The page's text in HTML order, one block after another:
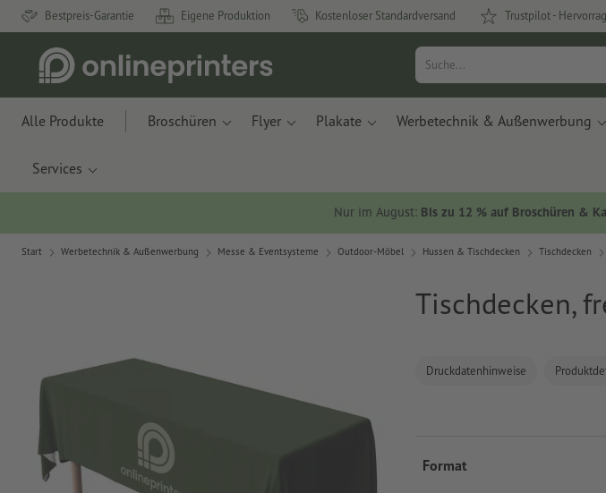
Bestpreis-Garantie Eigene Produktion Kostenloser Standardversand Trustpilot -
Alle Produkte Broschüren Flyer Plakate Werbetechnik & Außenwerbung
Services
Nur im August: Bis zu 12 % auf Broschüren &
Start Werbetechnik & Außenwerbung Messe & Eventsysteme Outdoor-Möbel Hussen & Tischdecken Tischdecken
Tischdecken,
Druckdatenhinweise
Format